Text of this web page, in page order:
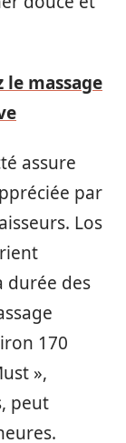
le massage
assure
par
Los
durée des
170
»,
peut